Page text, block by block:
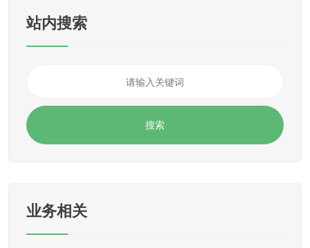
站内搜索
业务相关